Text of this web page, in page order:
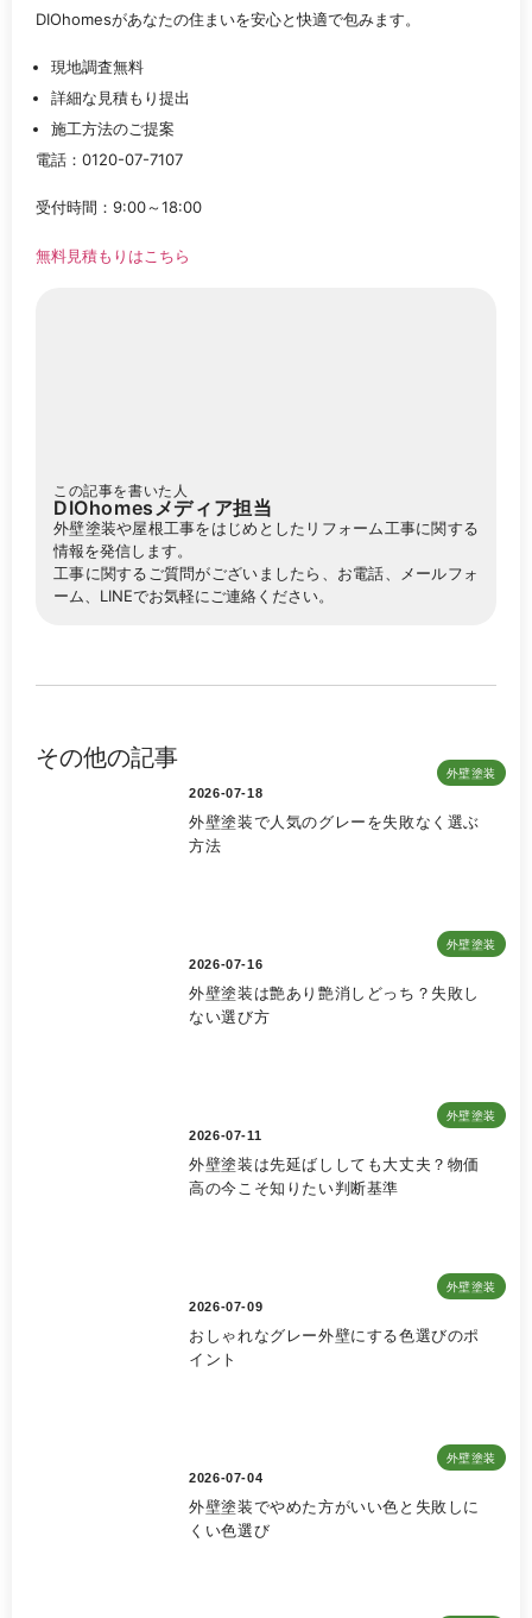
DIOhomesがあなたの住まいを安心と快適で包みます。
現地調査無料
詳細な見積もり提出
施工方法のご提案
電話：0120-07-7107
受付時間：9:00～18:00
無料見積もりはこちら
この記事を書いた人
DIOhomesメディア担当
外壁塗装や屋根工事をはじめとしたリフォーム工事に関する
情報を発信します。
工事に関するご質問がございましたら、お電話、メールフォ
ーム、LINEでお気軽にご連絡ください。
その他の記事
外壁塗装
2026-07-18
外壁塗装で人気のグレーを失敗なく選ぶ
方法
外壁塗装
2026-07-16
外壁塗装は艶あり艶消しどっち？失敗し
ない選び方
外壁塗装
2026-07-11
外壁塗装は先延ばししても大丈夫？物価
高の今こそ知りたい判断基準
外壁塗装
2026-07-09
おしゃれなグレー外壁にする色選びのポ
イント
外壁塗装
2026-07-04
外壁塗装でやめた方がいい色と失敗しに
くい色選び